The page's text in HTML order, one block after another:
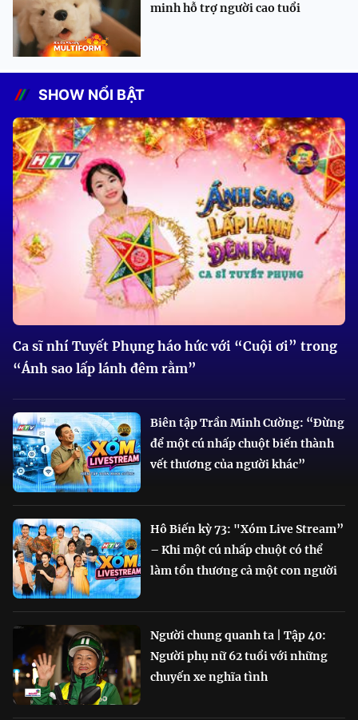
minh hỗ trợ người cao tuổi
SHOW NỔI BẬT
Ca sĩ nhí Tuyết Phụng háo hức với “Cuội ơi” trong
“Ánh sao lấp lánh đêm rằm”
Biên tập Trần Minh Cường: “Đừng
để một cú nhấp chuột biến thành
vết thương của người khác”
Hô Biến kỳ 73: "Xóm Live Stream”
– Khi một cú nhấp chuột có thể
làm tổn thương cả một con người
Người chung quanh ta | Tập 40:
Người phụ nữ 62 tuổi với những
chuyến xe nghĩa tình